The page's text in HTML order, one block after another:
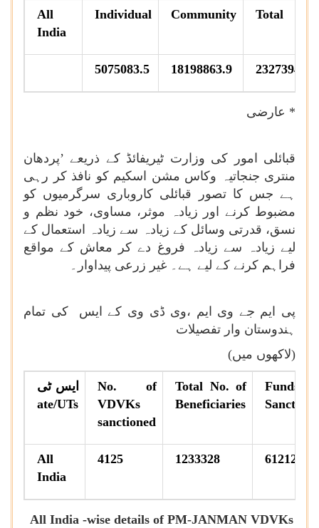
All
India
Individual Community Total
5075083.5 18198863.9 23273947.4
* عارضی
قبائلی امور کی وزارت ٹیریفائڈ کے ذریعے ’پردھان
منتری جنجاتیہ وکاس مشن اسکیم کو نافذ کر رہی
ہے جس کا تصور قبائلی کاروباری سرگرمیوں کو
مضبوط کرنے اور زیادہ موثر، مساوی، خود نظم و
نسق، قدرتی وسائل کے زیادہ سے زیادہ استعمال کے
لیے زیادہ سے زیادہ فروغ دے کر معاش کے مواقع
فراہم کرنے کے لیے ہے۔ غیر زرعی پیداوار۔
پی ایم جے وی ایم ،وی ڈی وی کے ایس کی تمام
ہندوستان وار تفصیلات
(لاکھوں میں)
ایس ٹی
ate/UTs
No. of
VDVKs
sanctioned
Total No. of
Beneficiaries
Funds
All
India
4125 1233328 61212.7
All India -wise details of PM-JANMAN VDVKs